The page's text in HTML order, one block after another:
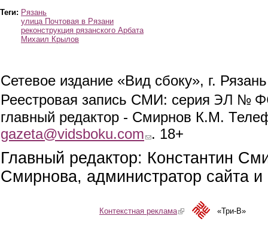
Теги: Рязань
улица Почтовая в Рязани
реконструкция рязанского Арбата
Михаил Крылов
Сетевое издание «Вид сбоку», г.
Реестровая запись СМИ: серия ЭЛ №
главный редактор - Смирнов К.М.
gazeta@vidsboku.com (link sends e-mail)
. 18+
Главный редактор: Константин
Смирнова, администратор сайта
Контекстная реклама(link is external)«Три-В»